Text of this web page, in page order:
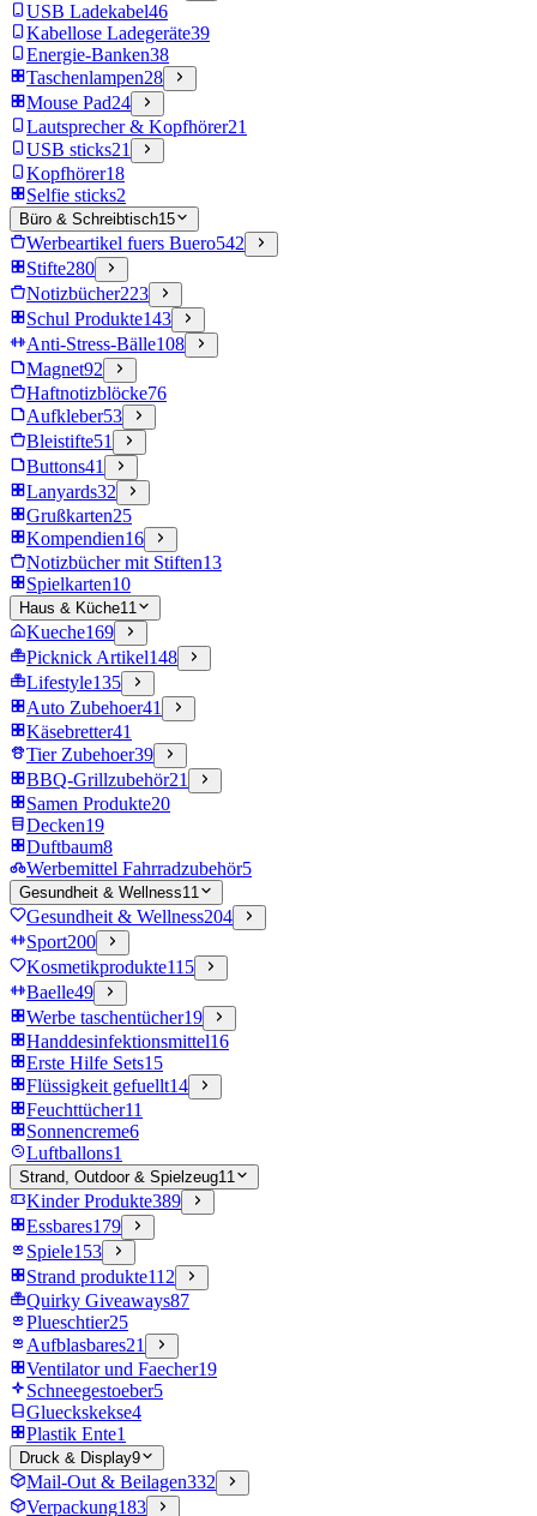
USB Ladekabel46
Kabellose Ladegeräte39
Energie-Banken38
Taschenlampen28
Mouse Pad24
Lautsprecher & Kopfhörer21
USB sticks21
Kopfhörer18
Selfie sticks2
Büro & Schreibtisch15
Werbeartikel fuers Buero542
Stifte280
Notizbücher223
Schul Produkte143
Anti-Stress-Bälle108
Magnet92
Haftnotizblöcke76
Aufkleber53
Bleistifte51
Buttons41
Lanyards32
Grußkarten25
Kompendien16
Notizbücher mit Stiften13
Spielkarten10
Haus & Küche11
Kueche169
Picknick Artikel148
Lifestyle135
Auto Zubehoer41
Käsebretter41
Tier Zubehoer39
BBQ-Grillzubehör21
Samen Produkte20
Decken19
Duftbaum8
Werbemittel Fahrradzubehör5
Gesundheit & Wellness11
Gesundheit & Wellness204
Sport200
Kosmetikprodukte115
Baelle49
Werbe taschentücher19
Handdesinfektionsmittel16
Erste Hilfe Sets15
Flüssigkeit gefuellt14
Feuchttücher11
Sonnencreme6
Luftballons1
Strand, Outdoor & Spielzeug11
Kinder Produkte389
Essbares179
Spiele153
Strand produkte112
Quirky Giveaways87
Plueschtier25
Aufblasbares21
Ventilator und Faecher19
Schneegestoeber5
Glueckskekse4
Plastik Ente1
Druck & Display9
Mail-Out & Beilagen332
Verpackung183